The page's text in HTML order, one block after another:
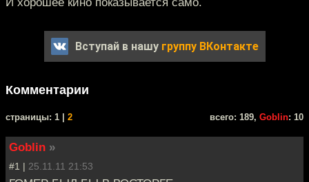
Вступай в нашу группу ВКонтакте
Комментарии
cтраницы: 1 | 2 всего: 189, Goblin: 10
Goblin »
#1 | 25.11.11 21:53